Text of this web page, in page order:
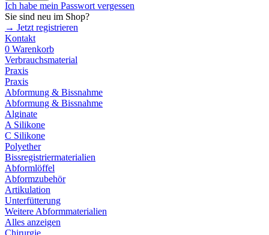
Ich habe mein Passwort vergessen
Sie sind neu im Shop?
→ Jetzt registrieren
Kontakt
0 Warenkorb
Verbrauchsmaterial
Praxis
Praxis
Abformung & Bissnahme
Abformung & Bissnahme
Alginate
A Silikone
C Silikone
Polyether
Bissregistriermaterialien
Abformlöffel
Abformzubehör
Artikulation
Unterfütterung
Weitere Abformmaterialien
Alles anzeigen
Chirurgie